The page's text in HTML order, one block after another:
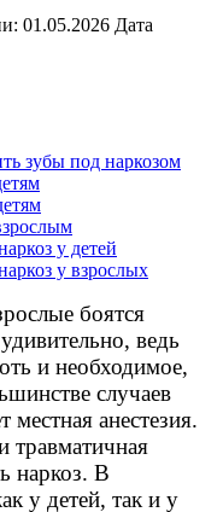
01.05.2026 Дата
зубы под наркозом
у детей
у взрослых
боятся
ведь
и необходимое,
случаев
анестезия.
травматичная
наркоз. В
у детей, так и у